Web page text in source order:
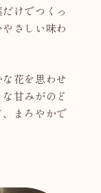
けでつくっ
さしい味わ
花を思わせ
甘みがのど
まろやかで